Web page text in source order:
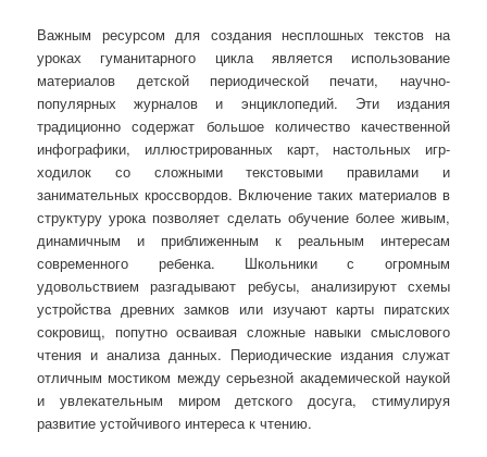
Важным ресурсом для создания несплошных текстов на
уроках гуманитарного цикла является использование
материалов детской периодической печати, научно-
популярных журналов и энциклопедий. Эти издания
традиционно содержат большое количество качественной
инфографики, иллюстрированных карт, настольных игр-
ходилок со сложными текстовыми правилами и
занимательных кроссвордов. Включение таких материалов в
структуру урока позволяет сделать обучение более живым,
динамичным и приближенным к реальным интересам
современного ребенка. Школьники с огромным
удовольствием разгадывают ребусы, анализируют схемы
устройства древних замков или изучают карты пиратских
сокровищ, попутно осваивая сложные навыки смыслового
чтения и анализа данных. Периодические издания служат
отличным мостиком между серьезной академической наукой
и увлекательным миром детского досуга, стимулируя
развитие устойчивого интереса к чтению.